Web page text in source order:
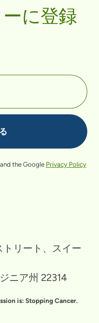
に登録
the Google Privacy Policy
リート、スイー
ニア州 22314
is: Stopping Cancer.